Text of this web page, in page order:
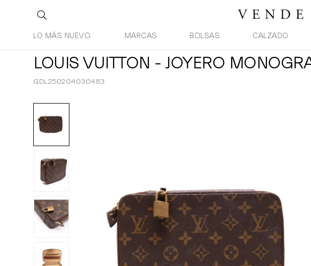
LO MÁS NUEVO. MARCAS BOLSAS CALZADO
LOUIS VUITTON - JOYERO
GDL250204030483